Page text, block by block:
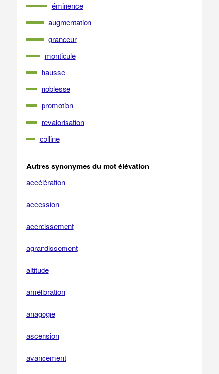
éminence
augmentation
grandeur
monticule
hausse
noblesse
promotion
revalorisation
colline
Autres synonymes du mot élévation
accélération
accession
accroissement
agrandissement
altitude
amélioration
anagogie
ascension
avancement